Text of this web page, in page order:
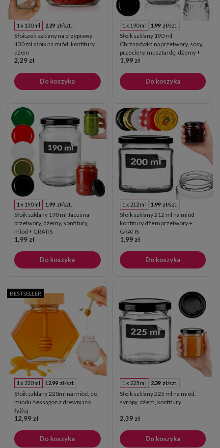
1 x 130 ml 2.29 zł/szt.
Słoiczek szklany na przyprawy
130 ml słoik na miód, konfitury,
dżem
2,29 zł
Do koszyka
1 x 190 ml 1.99 zł/szt.
Słoik szklany 190 ml
Chrzanówka na przetwory, sosy,
przeciery, musztardę, dżemy +
GRATIS
1,99 zł
Do koszyka
1 x 190 ml 1.99 zł/szt.
Słoik szklany 190 ml Jacuś na
przetwory, dżemy, konfitury,
miód + GRATIS
1,99 zł
Do koszyka
1 x 212 ml 1.99 zł/szt.
Słoik szklany 212 ml na miód
konfitury dżem przetwory +
GRATIS
1,99 zł
Do koszyka
1 x 220 ml 12.99 zł/szt.
Słoik szklany 220ml na miód, do
miodu heksagon z drewnianą
łyżką
12,99 zł
Do koszyka
BESTSELLER
1 x 225 ml 2.39 zł/szt.
Słoik szklany 225 ml na miód,
syropy, dżem, konfitury
2,39 zł
Do koszyka